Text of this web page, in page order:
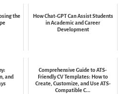
the
How Chat-GPT Can Assist Students
in Academic and Career
Development
and
Comprehensive Guide to ATS-
Friendly CV Templates: How to
Create, Customize, and Use ATS-
Compatible C...